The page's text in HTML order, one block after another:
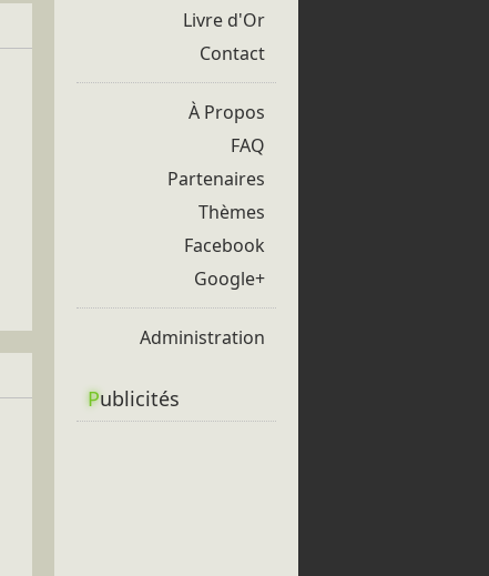
Livre d'Or
Contact
À Propos
FAQ
Partenaires
Thèmes
Facebook
Google+
Administration
Publicités